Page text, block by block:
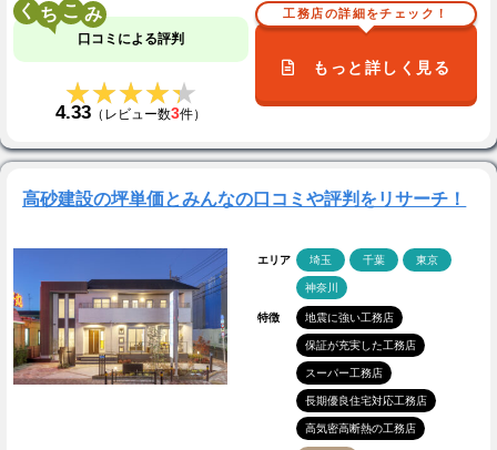
く こ
口コミによる評判
★★★★★
★★★★★
4.33 （レビュー数3件）
工務店の詳細をチェック！
もっと詳しく見る
高砂建設の坪単価とみんなの口コミや評判をリサーチ！
エリア 埼玉 千葉 東京
神奈川
特徴 地震に強い工務店
保証が充実した工務店
スーパー工務店
長期優良住宅対応工務店
高気密高断熱の工務店